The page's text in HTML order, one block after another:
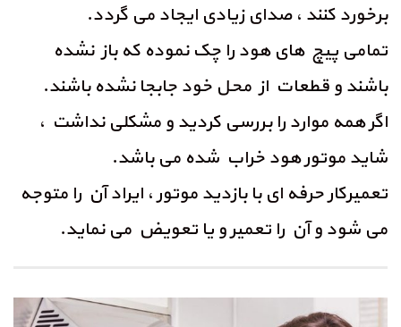
برخورد کنند ، صدای زیادی ایجاد می گردد.
تمامی پیچ های هود را چک نموده که باز نشده
باشند و قطعات از محل خود جابجا نشده باشند.
اگر همه موارد را بررسی کردید و مشکلی نداشت ،
شاید موتور هود خراب شده می باشد.
تعمیرکار حرفه ای با بازدید موتور ، ایراد آن را متوجه
می شود و آن را تعمیر و یا تعویض می نماید.